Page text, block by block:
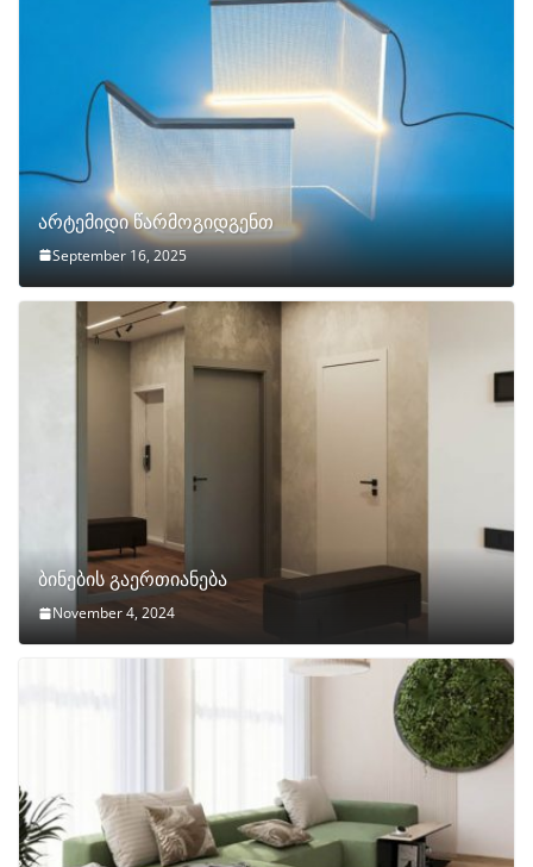
არტემიდი წარმოგიდგენთ
September 16, 2025
ბინების გაერთიანება
November 4, 2024